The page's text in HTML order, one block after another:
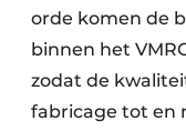
orde komen de
binnen het
zodat de
fabricage tot en